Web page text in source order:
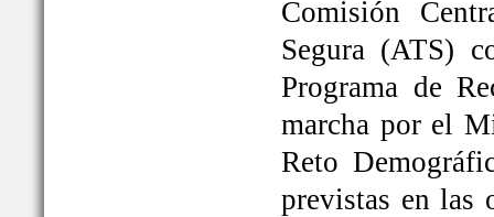
Comisión
Segura (ATS)
Programa de
marcha por el
Reto
previstas en las